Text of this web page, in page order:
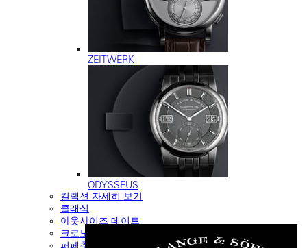
ZEITWERK
ODYSSEUS
컬렉션 자세히 보기
클래식
아웃사이즈 데이트
크로노그래프
퍼페추얼 캘린더